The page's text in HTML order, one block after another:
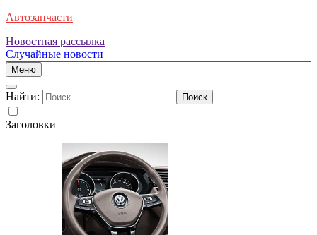
Автозапчасти
Новостная рассылка
Случайные новости
Меню
Найти:
Заголовки